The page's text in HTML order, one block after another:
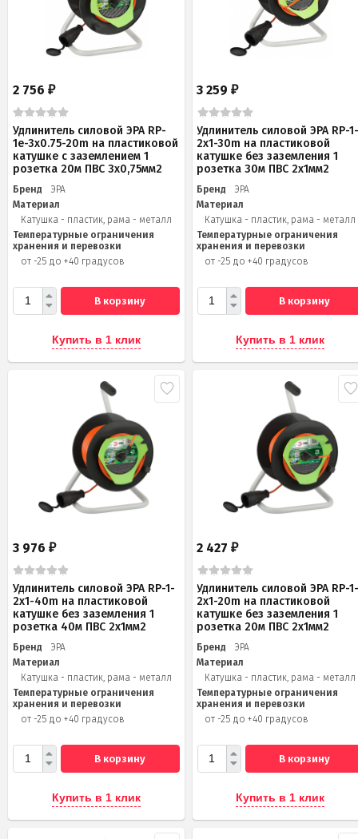
2 756 ₽
Удлинитель силовой ЭРА RP-
1e-3х0.75-20m на пластиковой
катушке c заземлением 1
розетка 20м ПВС 3х0,75мм2
Бренд
ЭРА
Материал
Катушка - пластик, рама - металл
Температурные ограничения
хранения и перевозки
от -25 до +40 градусов
В корзину
Купить в 1 клик
3 259₽
Удлинитель силовой ЭРА RP-
2x1-30m на пластиковой
катушке без заземления 1
розетка 30м ПВС 2x1мм2
Бренд
ЭРА
Материал
Катушка - пластик, рама - металл
Температурные ограничения
хранения и перевозки
от -25 до +40 градусов
В корзину
Купить в 1 клик
3 976 ₽
Удлинитель силовой ЭРА RP-1-
2x1-40m на пластиковой
катушке без заземления 1
розетка 40м ПВС 2x1мм2
Бренд
ЭРА
Материал
Катушка - пластик, рама - металл
Температурные ограничения
хранения и перевозки
от -25 до +40 градусов
В корзину
Купить в 1 клик
2 427₽
Удлинитель силовой ЭРА RP-
2x1-20m на пластиковой
катушке без заземления 1
розетка 20м ПВС 2х1мм2
Бренд
ЭРА
Материал
Катушка - пластик, рама - металл
Температурные ограничения
хранения и перевозки
от -25 до +40 градусов
В корзину
Купить в 1 клик